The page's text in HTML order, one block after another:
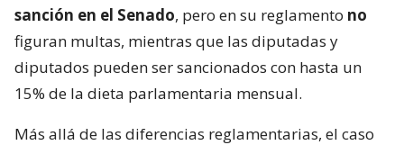
sanción en el Senado, pero en su reglamento no
figuran multas, mientras que las diputadas y
diputados pueden ser sancionados con hasta un
15% de la dieta parlamentaria mensual.
Más allá de las diferencias reglamentarias, el caso